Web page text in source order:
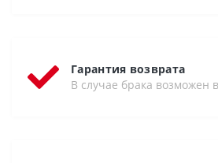
Гарантия возврата
В случае брака возможен